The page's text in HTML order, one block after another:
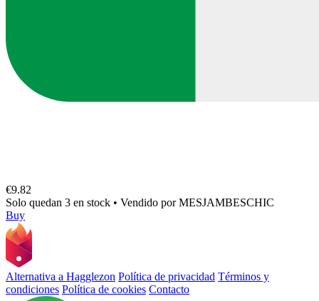
€9.82
Solo quedan 3 en stock • Vendido porMESJAMBESCHIC
Buy
Alternativa a Hagglezon Política de privacidad Términos y
condiciones Política de cookies Contacto